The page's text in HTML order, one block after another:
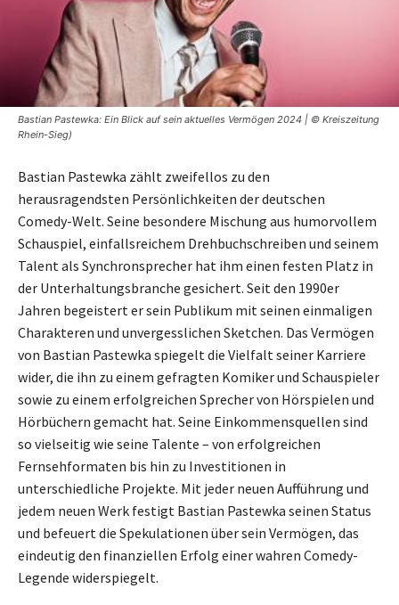
Bastian Pastewka: Ein Blick auf sein aktuelles Vermögen 2024 | © Kreiszeitung
Rhein-Sieg)
Bastian Pastewka zählt zweifellos zu den
herausragendsten Persönlichkeiten der deutschen
Comedy-Welt. Seine besondere Mischung aus humorvollem
Schauspiel, einfallsreichem Drehbuchschreiben und seinem
Talent als Synchronsprecher hat ihm einen festen Platz in
der Unterhaltungsbranche gesichert. Seit den 1990er
Jahren begeistert er sein Publikum mit seinen einmaligen
Charakteren und unvergesslichen Sketchen. Das Vermögen
von Bastian Pastewka spiegelt die Vielfalt seiner Karriere
wider, die ihn zu einem gefragten Komiker und Schauspieler
sowie zu einem erfolgreichen Sprecher von Hörspielen und
Hörbüchern gemacht hat. Seine Einkommensquellen sind
so vielseitig wie seine Talente – von erfolgreichen
Fernsehformaten bis hin zu Investitionen in
unterschiedliche Projekte. Mit jeder neuen Aufführung und
jedem neuen Werk festigt Bastian Pastewka seinen Status
und befeuert die Spekulationen über sein Vermögen, das
eindeutig den finanziellen Erfolg einer wahren Comedy-
Legende widerspiegelt.